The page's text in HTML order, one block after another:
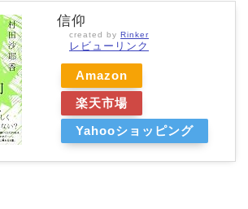
信仰
created by Rinker
レビューリンク
Amazon
楽天市場
Yahooショッピング